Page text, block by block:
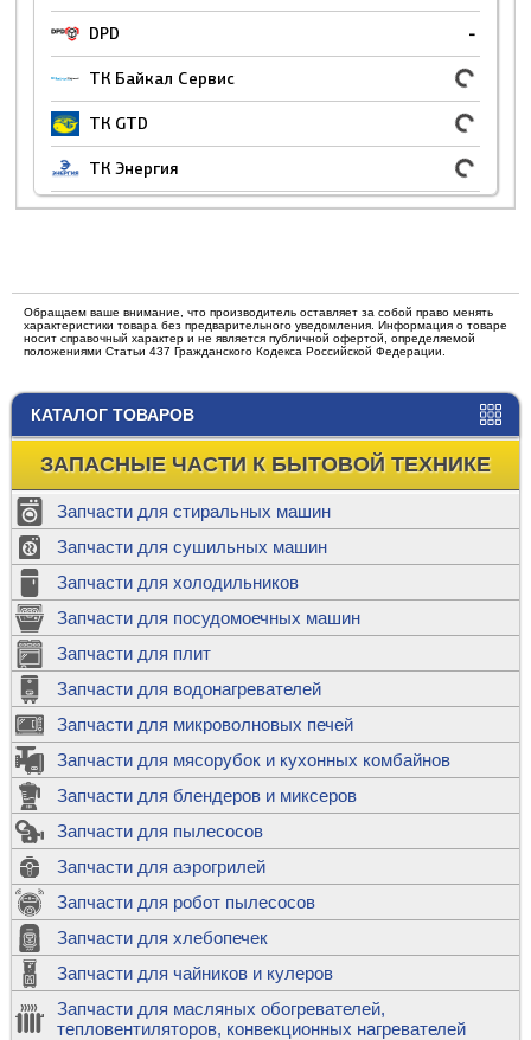
КАТАЛОГ ТОВАРОВ
ЗАПАСНЫЕ ЧАСТИ К БЫТОВОЙ ТЕХНИКЕ
Запчасти для стиральных машин
Запчасти для сушильных машин
Запчасти для холодильников
Запчасти для посудомоечных машин
Запчасти для плит
Запчасти для водонагревателей
Запчасти для микроволновых печей
Запчасти для мясорубок и кухонных комбайнов
Запчасти для блендеров и миксеров
Запчасти для пылесосов
Запчасти для аэрогрилей
Запчасти для робот пылесосов
Запчасти для хлебопечек
Запчасти для чайников и кулеров
Запчасти для масляных обогревателей,
тепловентиляторов, конвекционных нагревателей
DPD -
ТК Байкал Сервис
ТК GTD
ТК Энергия
Обращаем ваше внимание, что производитель оставляет за собой право менять
характеристики товара без предварительного уведомления. Информация о товаре
носит справочный характер и не является публичной офертой, определяемой
положениями Статьи 437 Гражданского Кодекса Российской Федерации.